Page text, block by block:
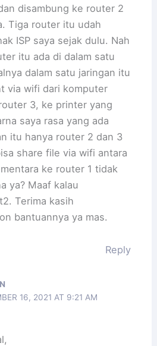
disambung ke router 2
Tiga router itu udah
ISP saya sejak dulu. Nah
itu ada di dalam satu
dalam satu jaringan itu
via wifi dari komputer
3, ke printer yang
saya rasa yang ada
itu hanya router 2 dan 3
share file via wifi antara
ke router 1 tidak
ya? Maaf kalau
Terima kasih
bantuannya ya mas.
Reply
16, 2021 AT 9:21 AM